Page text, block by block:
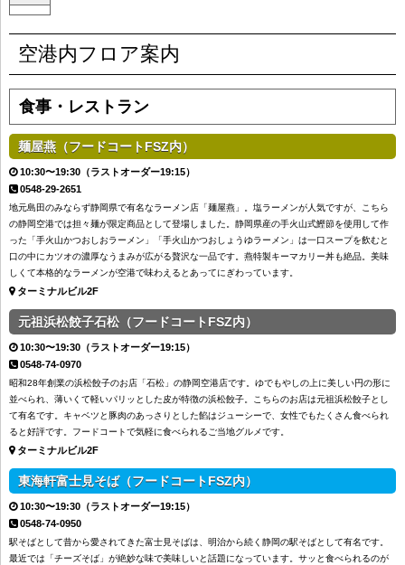
空港内フロア案内
食事・レストラン
麺屋燕（フードコートFSZ内）
10:30〜19:30（ラストオーダー19:15）
0548-29-2651
地元島田のみならず静岡県で有名なラーメン店「麺屋燕」。塩ラーメンが人気ですが、こちら
の静岡空港では担々麺が限定商品として登場しました。静岡県産の手火山式鰹節を使用して作
った「手火山かつおしおラーメン」「手火山かつおしょうゆラーメン」は一口スープを飲むと
口の中にカツオの濃厚なうまみが広がる贅沢な一品です。燕特製キーマカリー丼も絶品。美味
しくて本格的なラーメンが空港で味わえるとあってにぎわっています。
ターミナルビル2F
元祖浜松餃子石松（フードコートFSZ内）
10:30〜19:30（ラストオーダー19:15）
0548-74-0970
昭和28年創業の浜松餃子のお店「石松」の静岡空港店です。ゆでもやしの上に美しい円の形に
並べられ、薄いくて軽いパリッとした皮が特徴の浜松餃子。こちらのお店は元祖浜松餃子とし
て有名です。キャベツと豚肉のあっさりとした餡はジューシーで、女性でもたくさん食べられ
ると好評です。フードコートで気軽に食べられるご当地グルメです。
ターミナルビル2F
東海軒富士見そば（フードコートFSZ内）
10:30〜19:30（ラストオーダー19:15）
0548-74-0950
駅そばとして昔から愛されてきた富士見そばは、明治から続く静岡の駅そばとして有名です。
最近では「チーズそば」が絶妙な味で美味しいと話題になっています。サッと食べられるのが